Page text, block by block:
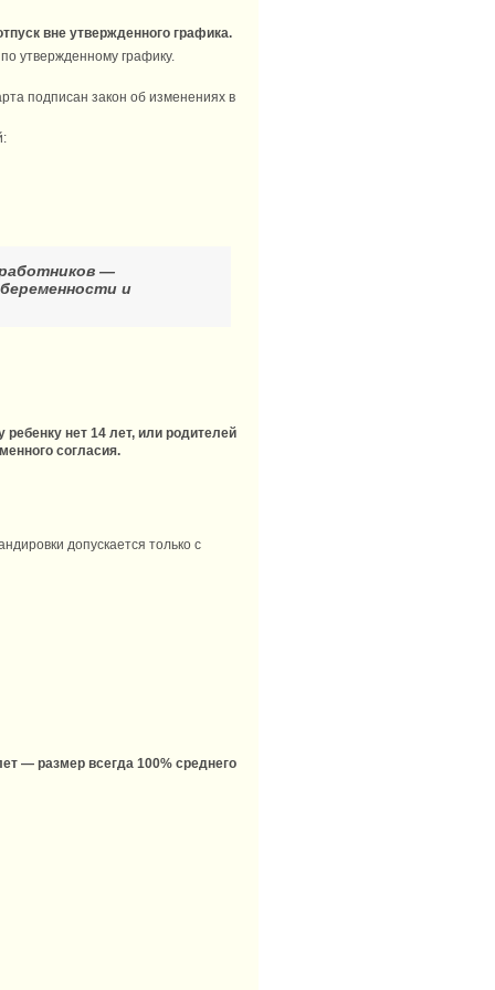
вне утвержденного графика.
утвержденному графику.
подписан закон об изменениях в
—
и
нет 14 лет, или родителей
согласия.
допускается только с
— размер всегда 100% среднего